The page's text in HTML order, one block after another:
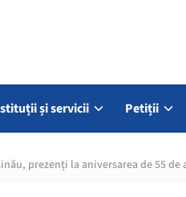
și servicii Petiții
prezenți la aniversarea de 55 de